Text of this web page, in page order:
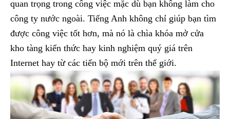
quan trọng trong công việc mặc dù bạn không làm cho
công ty nước ngoài. Tiếng Anh không chỉ giúp bạn tìm
được công việc tốt hơn, mà nó là chìa khóa mở cửa
kho tàng kiến thức hay kinh nghiệm quý giá trên
Internet hay từ các tiến bộ mới trên thế giới.